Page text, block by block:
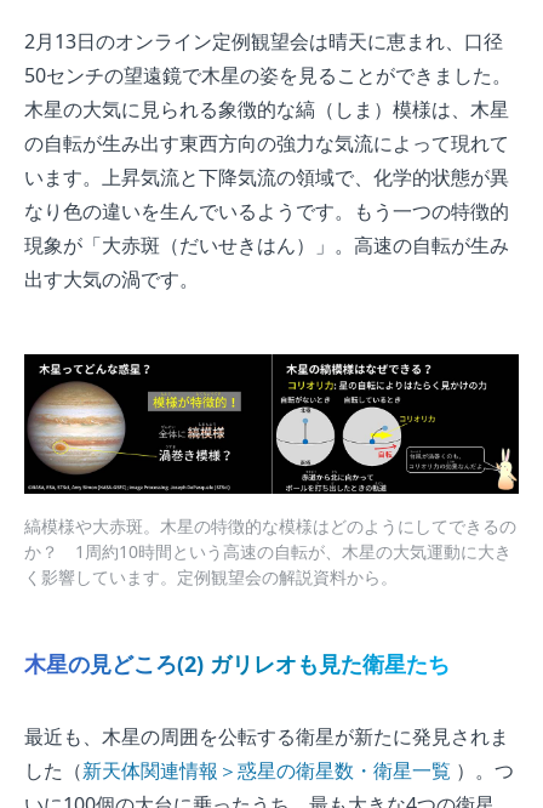
2月13日のオンライン定例観望会は晴天に恵まれ、口径
50センチの望遠鏡で木星の姿を見ることができました。
木星の大気に見られる象徴的な縞（しま）模様は、木星
の自転が生み出す東西方向の強力な気流によって現れて
います。上昇気流と下降気流の領域で、化学的状態が異
なり色の違いを生んでいるようです。もう一つの特徴的
現象が「大赤斑（だいせきはん）」。高速の自転が生み
出す大気の渦です。
縞模様や大赤斑。木星の特徴的な模様はどのようにしてできるの
か？ 1周約10時間という高速の自転が、木星の大気運動に大き
く影響しています。定例観望会の解説資料から。
木星の見どころ(2) ガリレオも見た衛星たち
最近も、木星の周囲を公転する衛星が新たに発見されま
した（新天体関連情報＞惑星の衛星数・衛星一覧 ）。つ